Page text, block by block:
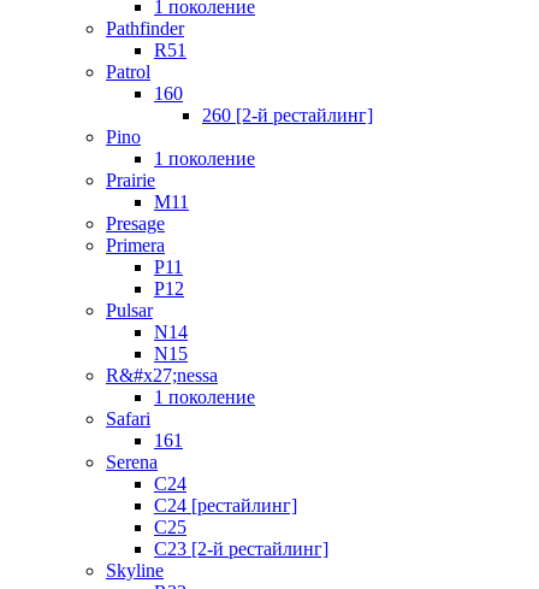
1 поколение
Pathfinder
R51
Patrol
160
260 [2-й рестайлинг]
Pino
1 поколение
Prairie
M11
Presage
Primera
P11
P12
Pulsar
N14
N15
R&#x27;nessa
1 поколение
Safari
161
Serena
C24
C24 [рестайлинг]
C25
С23 [2-й рестайлинг]
Skyline